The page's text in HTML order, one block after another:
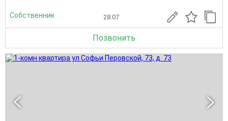
Собственник 28.07
Позвонить